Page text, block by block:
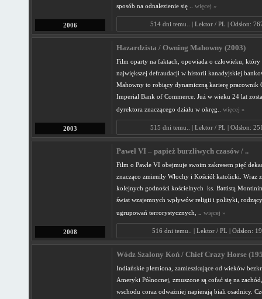
2006
sposób na odnalezienie się .. więcej »
514 dni temu.. | Lektor / PL | Odsłon:
2003
Hazardzista / Owning Mahowny (2003)
Film oparty na faktach, opowiada o człowieku, który
największej defraudacji w historii kanadyjskiej
Mahowny to robiący dynamiczną karierę pracownik
Imperial Bank of Commerce. Już w wieku 24 lat
dyrektora znaczącego działu w okręg.. więcej »
515 dni temu.. | Lektor / PL | Odsłon:
2008
Paweł VI – papież burzliwych czasów / ..
Film o Pawle VI obejmuje swoim zakresem pięć
znacząco zmieniły Włochy i Kościół katolicki. Wraz
kolejnych godności kościelnych ks. Battistą
świat wzajemnych wpływów religii i polityki,
ugrupowań terrorystycznych, .. więcej »
516 dni temu.. | Lektor / PL | Odsłon:
Wódz Szalony Koń / Chief Crazy Horse
Indiańskie plemiona, zamieszkujące od wieków
Ameryki Północnej, zmuszone są cofać się na
wschodu coraz odważniej napierają biali osadnicy.